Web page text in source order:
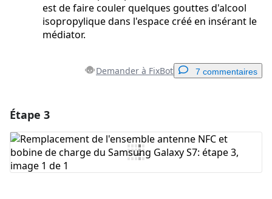
est de faire couler quelques gouttes d'alcool
isopropylique dans l'espace créé en insérant le
médiator.
Demander à FixBot 7 commentaires
Ajouter un commentaire
Étape 3